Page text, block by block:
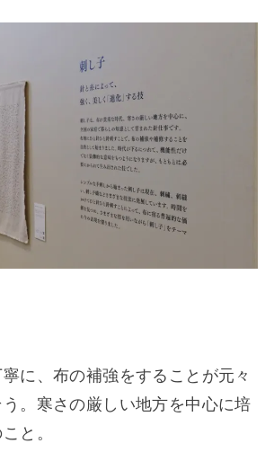
に、布の補強をすることが元々
。寒さの厳しい地方を中心に培
と。